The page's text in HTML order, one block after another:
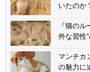
いたのか
『猫の
外な習性
マンチカ
の魅力に